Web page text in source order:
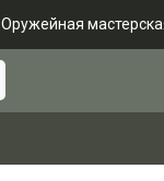
Оружейная